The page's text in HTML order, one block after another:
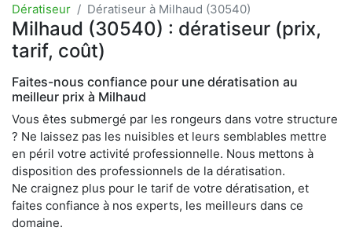
Dératiseur Dératiseur à Milhaud (30540)
Milhaud (30540) : dératiseur (prix,
tarif, coût)
Faites-nous confiance pour une dératisation au
meilleur prix à Milhaud
Vous êtes submergé par les rongeurs dans votre structure
? Ne laissez pas les nuisibles et leurs semblables mettre
en péril votre activité professionnelle. Nous mettons à
disposition des professionnels de la dératisation.
Ne craignez plus pour le tarif de votre dératisation, et
faites confiance à nos experts, les meilleurs dans ce
domaine.